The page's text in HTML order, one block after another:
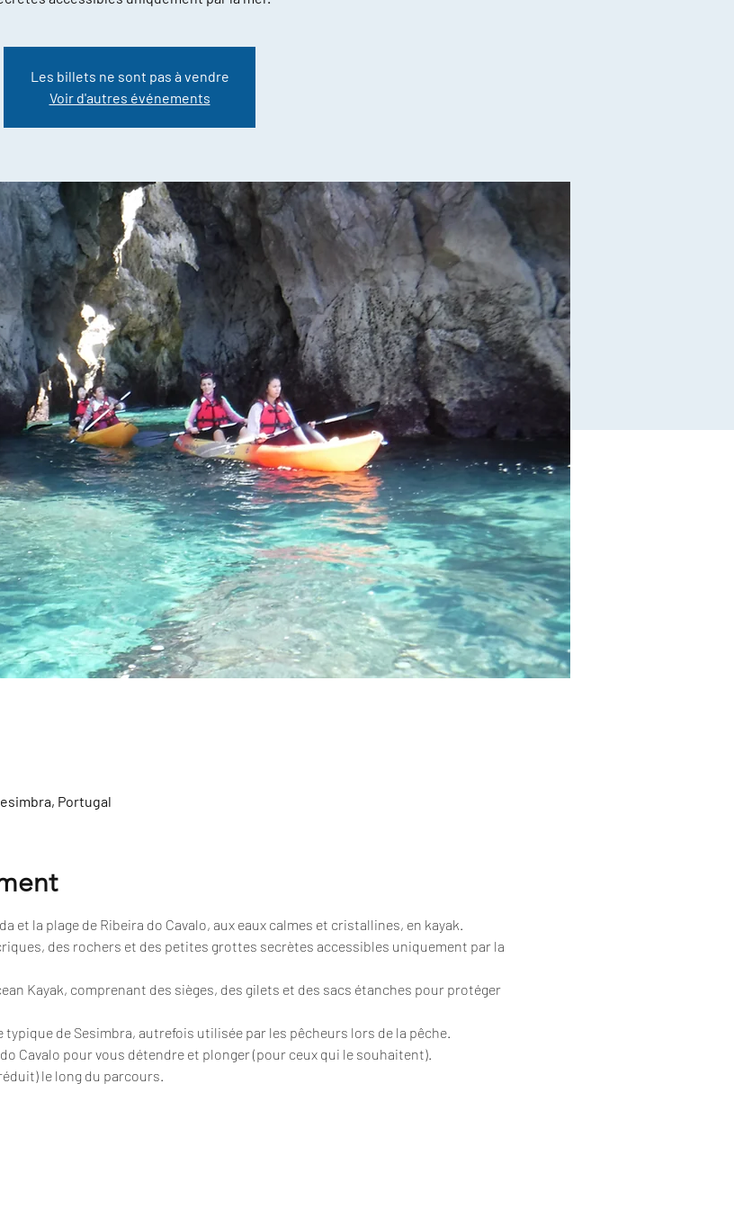
Les billets ne sont pas à vendre
Voir d'autres événements
Portugal
et la plage de Ribeira do Cavalo, aux eaux calmes et cristallines, en kayak.
des rochers et des petites grottes secrètes accessibles uniquement par la
Kayak, comprenant des sièges, des gilets et des sacs étanches pour protéger
de Sesimbra, autrefois utilisée par les pêcheurs lors de la pêche.
Cavalo pour vous détendre et plonger (pour ceux qui le souhaitent).
le long du parcours.